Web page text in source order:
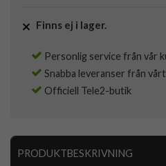
Finns ej i lager.
Personlig service från vår
Snabba leveranser från
Officiell Tele2-butik
PRODUKTBESKRIVNING